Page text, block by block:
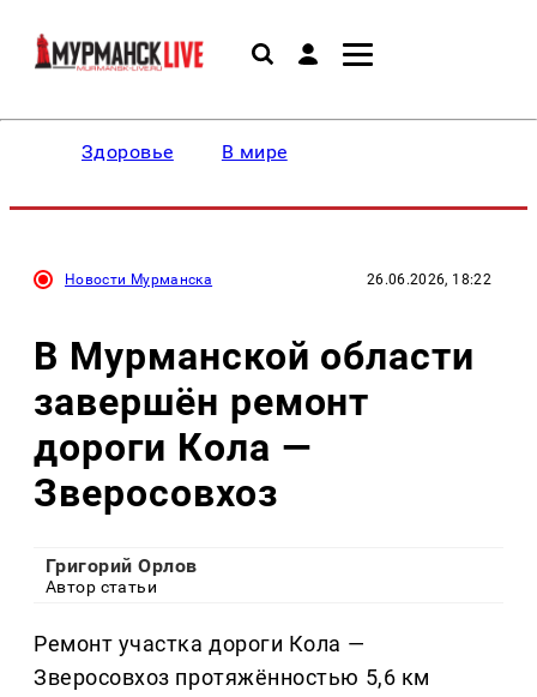
Здоровье В мире
Новости Мурманска 26.06.2026, 18:22
В Мурманской области
завершён ремонт
дороги Кола —
Зверосовхоз
Григорий Орлов
Автор статьи
Ремонт участка дороги Кола —
Зверосовхоз протяжённостью 5,6 км